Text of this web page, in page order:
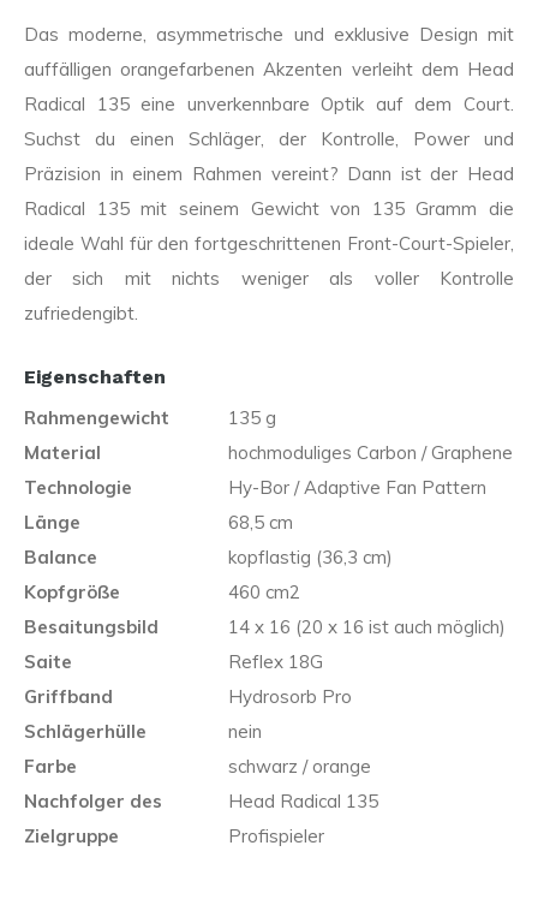
Das moderne, asymmetrische und exklusive Design mit
auffälligen orangefarbenen Akzenten verleiht dem Head
Radical 135 eine unverkennbare Optik auf dem Court.
Suchst du einen Schläger, der Kontrolle, Power und
Präzision in einem Rahmen vereint? Dann ist der Head
Radical 135 mit seinem Gewicht von 135 Gramm die
ideale Wahl für den fortgeschrittenen Front-Court-Spieler,
der sich mit nichts weniger als voller Kontrolle
zufriedengibt.
Eigenschaften
Rahmengewicht
135 g
Material
hochmoduliges Carbon / Graphene
Technologie
Hy-Bor / Adaptive Fan Pattern
Länge
68,5 cm
Balance
kopflastig (36,3 cm)
Kopfgröße
460 cm2
Besaitungsbild
14 x 16 (20 x 16 ist auch möglich)
Saite
Reflex 18G
Griffband
Hydrosorb Pro
Schlägerhülle
nein
Farbe
schwarz / orange
Nachfolger des
Head Radical 135
Zielgruppe
Profispieler